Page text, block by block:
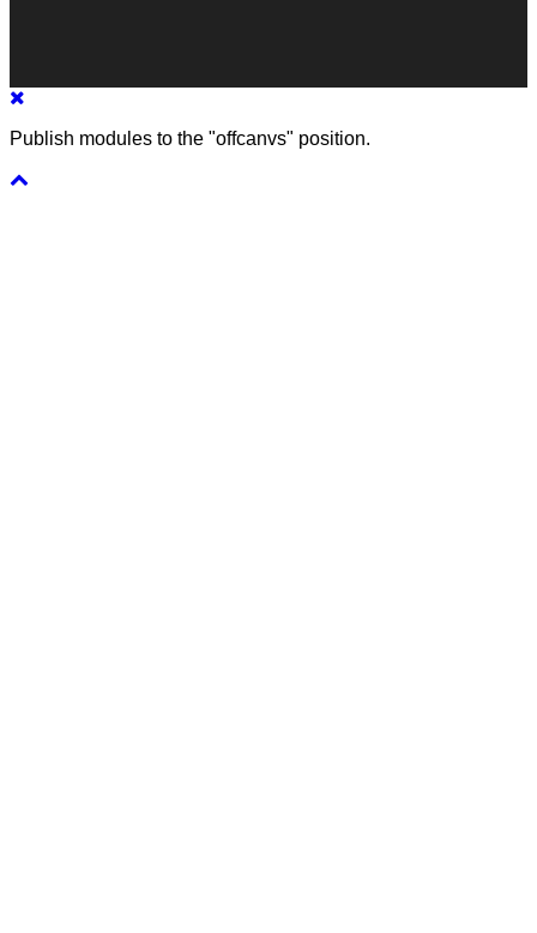
Publish modules to the "offcanvs" position.